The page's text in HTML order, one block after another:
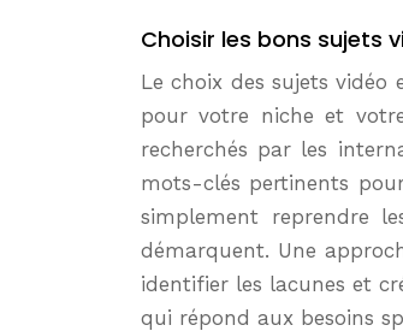
Choisir les bons sujets
Le choix des sujets
pour votre niche et
recherchés par les
mots-clés pertinents
simplement reprendre
démarquent. Une
identifier les lacunes et
qui répond aux besoins